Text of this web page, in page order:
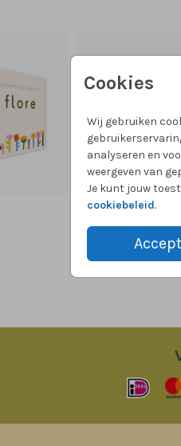
Cookies
Wij gebruiken
analyseren en
weergeven van
Je kunt jouw
cookiebeleid.